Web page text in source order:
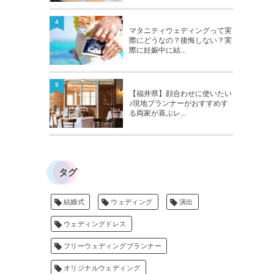
マタニティウェディングって実
際にどうなの？後悔しない？実
際に妊娠中に結...
4
【福井県】顔合わせに使いたい
♪現地プランナーがおすすめす
る両家が喜ぶレ...
5
タグ
結婚式 ウェディング 演出
ウェディングドレス
フリーウェディングプランナー
オリジナルウェディング